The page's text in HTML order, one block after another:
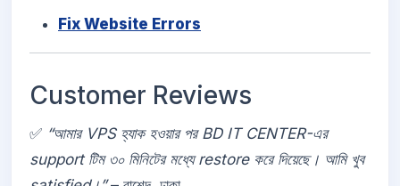
Fix Website Errors
Customer Reviews
✅ “আমার VPS হ্যাক হওয়ার পর BD IT CENTER-এর
support টিম ৩০ মিনিটের মধ্যে restore করে দিয়েছে। আমি খুব